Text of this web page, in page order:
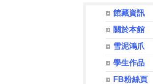
館藏資訊
關於本館
雪泥鴻爪
學生作品
FB粉絲頁